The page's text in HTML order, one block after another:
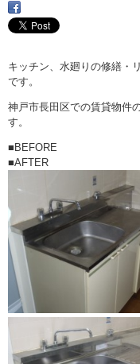
・ここに水栓がほしい
キッチン、水廻りの修繕・
です。
神戸市長田区での賃貸物件
す。
■AFTER